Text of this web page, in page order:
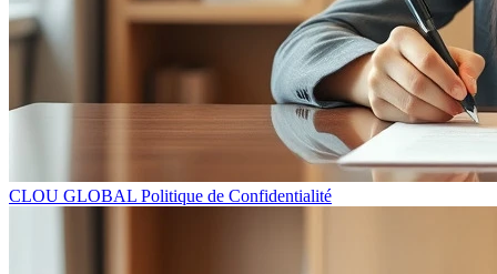
CLOU GLOBAL Politique de Confidentialité